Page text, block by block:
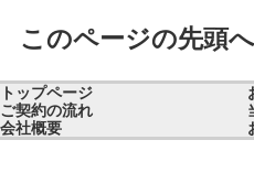
このページの先頭へ
トップページ
ご契約の流れ
会社概要